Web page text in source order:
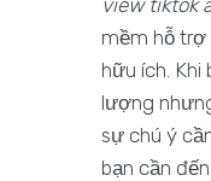
view tiktok
mềm hỗ trợ
hữu ích.
lượng
sự chú ý
bạn cần